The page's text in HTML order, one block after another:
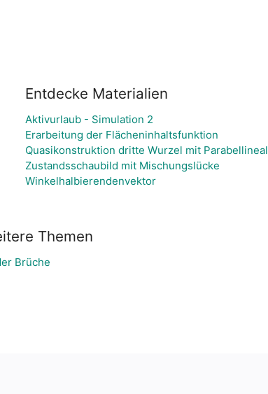
Entdecke Materialien
Aktivurlaub - Simulation 2
Erarbeitung der Flächeninhaltsfunktion
Quasikonstruktion dritte Wurzel mit Parabellineal
Zustandsschaubild mit Mischungslücke
Winkelhalbierendenvektor
Themen
Brüche